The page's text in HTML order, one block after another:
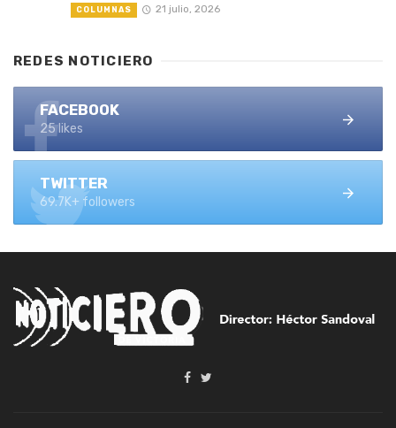
COLUMNAS 21 julio, 2026
REDES NOTICIERO
FACEBOOK
25 likes
TWITTER
69.7K+ followers